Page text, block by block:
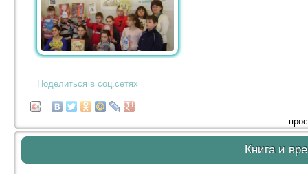
Поделиться в соц.сетях
Книга и